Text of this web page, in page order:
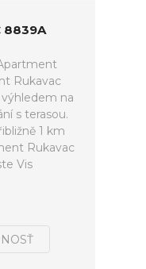
8839A
Rukavac
na
s terasou.
1 km
Rukavac
Vis